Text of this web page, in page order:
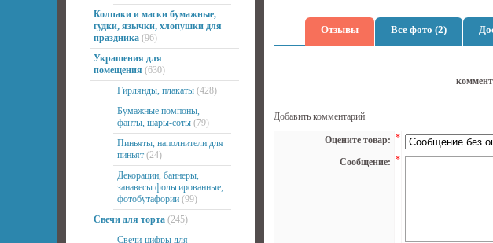
Колпаки и маски бумажные,
гудки, язычки, хлопушки для
праздника (96)
Украшения для
помещения (630)
Гирлянды, плакаты (428)
Бумажные помпоны,
фанты, шары-соты (79)
Пиньяты, наполнители для
пиньят (24)
Декорации, баннеры,
занавесы фольгированные,
фотобутафории (99)
Свечи для торта (245)
Свечи-цифры для
Отзывы Все фото (2)
Добавить комментарий
Оцените товар: *
Сообщение: *